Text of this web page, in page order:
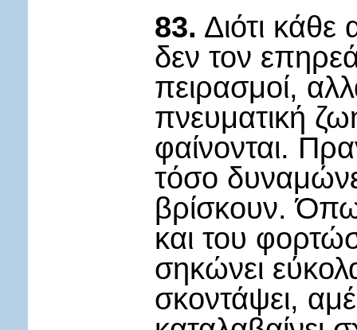
83. Διότι
δεν τον
πειρασμοί,
πνευματική
φαίνονται.
τόσο
βρίσκουν.
και του
σηκώνει
σκοντάψει,